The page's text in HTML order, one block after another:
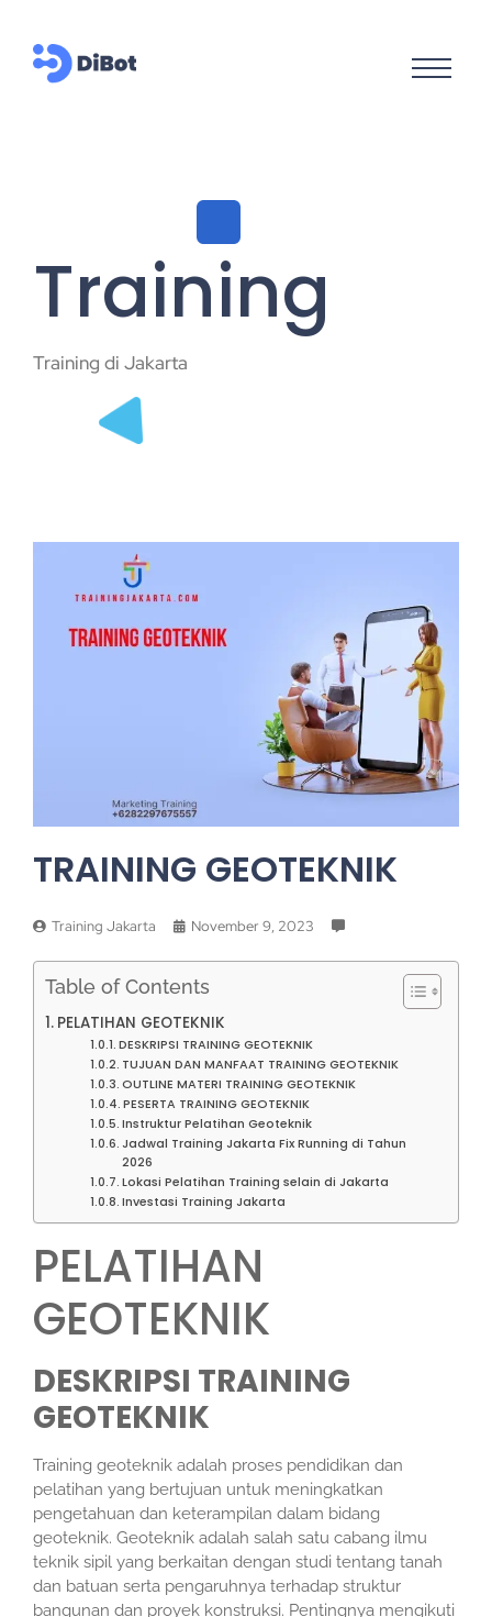
Training
Training di Jakarta
TRAINING GEOTEKNIK
Training Jakarta November 9, 2023
Table of Contents
PELATIHAN GEOTEKNIK
DESKRIPSI TRAINING GEOTEKNIK
TUJUAN DAN MANFAAT TRAINING GEOTEKNIK
OUTLINE MATERI TRAINING GEOTEKNIK
PESERTA TRAINING GEOTEKNIK
Instruktur Pelatihan Geoteknik
Jadwal Training Jakarta Fix Running di Tahun
2026
Lokasi Pelatihan Training selain di Jakarta
Investasi Training Jakarta
PELATIHAN
GEOTEKNIK
DESKRIPSI TRAINING
GEOTEKNIK
Training geoteknik adalah proses pendidikan dan
pelatihan yang bertujuan untuk meningkatkan
pengetahuan dan keterampilan dalam bidang
geoteknik. Geoteknik adalah salah satu cabang ilmu
teknik sipil yang berkaitan dengan studi tentang tanah
dan batuan serta pengaruhnya terhadap struktur
bangunan dan proyek konstruksi. Pentingnya mengikuti